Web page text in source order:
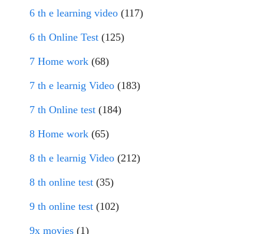
6 th e learning video (117)
6 th Online Test (125)
7 Home work (68)
7 th e learnig Video (183)
7 th Online test (184)
8 Home work (65)
8 th e learnig Video (212)
8 th online test (35)
9 th online test (102)
9x movies (1)